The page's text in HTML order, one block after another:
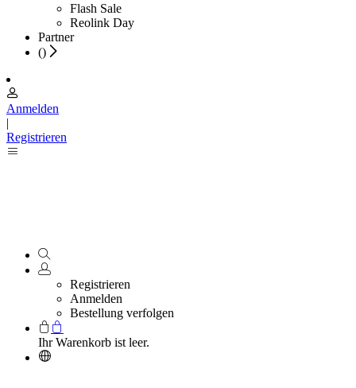
Flash Sale
Reolink Day
Partner
()
Anmelden
|
Registrieren
Registrieren
Anmelden
Bestellung verfolgen
Ihr Warenkorb ist leer.